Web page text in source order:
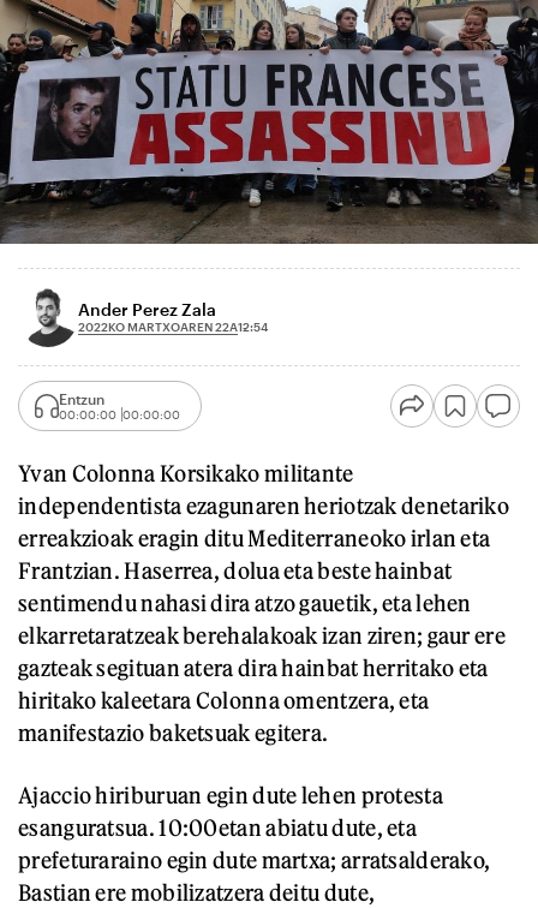
Ander Perez Zala
2022KO MARTXOAREN 22A12:54
Entzun
00:00:00 00:00:00
Yvan Colonna Korsikako militante
independentista ezagunaren heriotzak denetariko
erreakzioak eragin ditu Mediterraneoko irlan eta
Frantzian. Haserrea, dolua eta beste hainbat
sentimendu nahasi dira atzo gauetik, eta lehen
elkarretaratzeak berehalakoak izan ziren; gaur ere
gazteak segituan atera dira hainbat herritako eta
hiritako kaleetara Colonna omentzera, eta
manifestazio baketsuak egitera.
Ajaccio hiriburuan egin dute lehen protesta
esanguratsua. 10:00etan abiatu dute, eta
prefeturaraino egin dute martxa; arratsalderako,
Bastian ere mobilizatzera deitu dute,